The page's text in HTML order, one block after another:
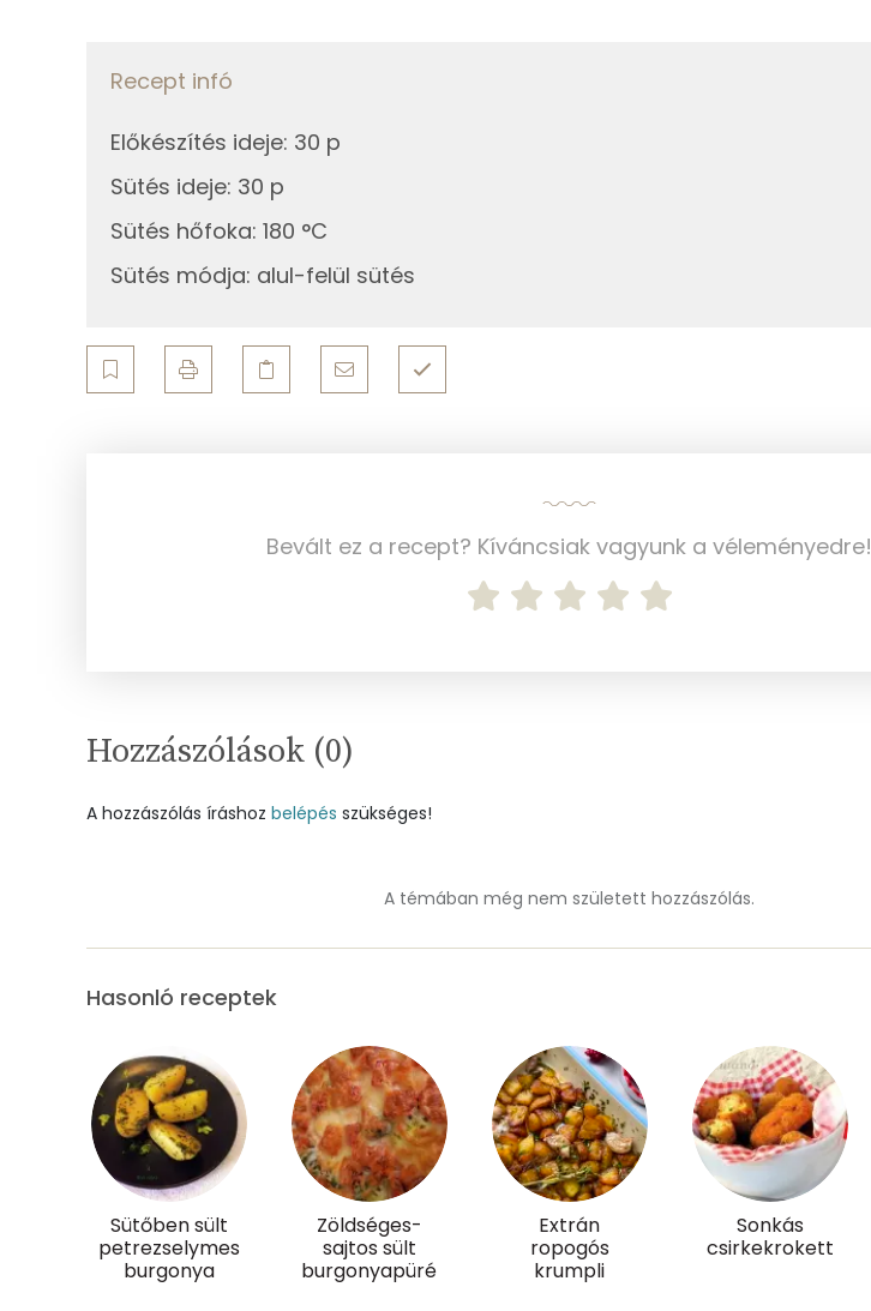
Többszörösen telítetlen zsírsav
Koleszterin
Ásványi anyagok
Összesen
Szelén
Cukor
Élelmi rost
Víz
Összesen
Vitaminok
Összesen
Recept infó
Előkészítés ideje: 30 p
Sütés ideje: 30 p
Sütés hőfoka: 180 °C
Sütés módja: alul-felül sütés
Bevált ez a recept? Kíváncsiak vagyunk a véleményedre!
Hozzászólások (0)
A hozzászólás íráshoz belépés szükséges!
A témában még nem született hozzászólás.
Hasonló receptek
Sütőben sült
petrezselymes
burgonya
Zöldséges-
sajtos sült
burgonyapüré
Extrán
ropogós
krumpli
Sonkás
csirkekrokett